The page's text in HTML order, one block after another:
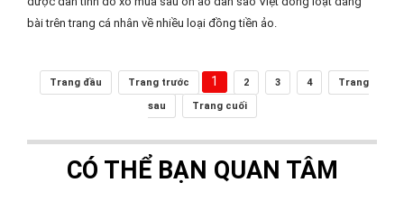
bài trên trang cá nhân về nhiều loại đồng tiền ảo.
Trang đầu Trang trước 1 2 3 4
Trang
sau
Trang cuối
CÓ THỂ BẠN QUAN TÂM